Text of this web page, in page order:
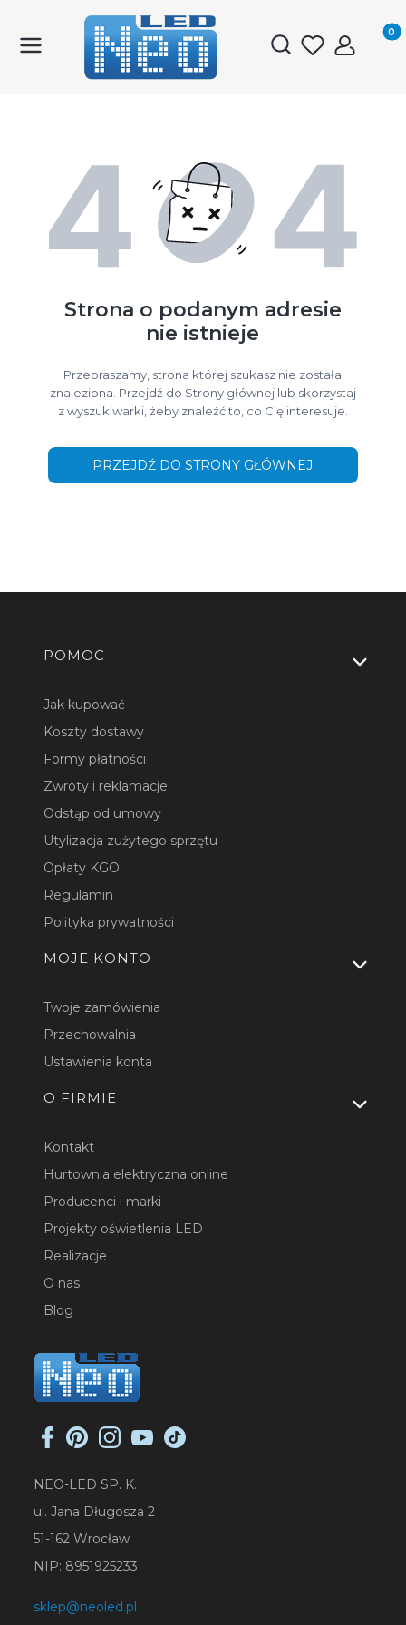
Otwórz
Strona o podanym adresie
nie istnieje
Przepraszamy, strona której szukasz nie została
znaleziona. Przejdź do Strony głównej lub skorzystaj
z wyszukiwarki, żeby znaleźć to, co Cię interesuje.
PRZEJDŹ DO STRONY GŁÓWNEJ
Linki w stopce
POMOC
Jak kupować
Koszty dostawy
Formy płatności
Zwroty i reklamacje
Odstąp od umowy
Utylizacja zużytego sprzętu
Opłaty KGO
Regulamin
Polityka prywatności
MOJE KONTO
Twoje zamówienia
Przechowalnia
Ustawienia konta
O FIRMIE
Kontakt
Hurtownia elektryczna online
Producenci i marki
Projekty oświetlenia LED
Realizacje
O nas
Blog
NEO-LED SP. K.
ul. Jana Długosza 2
51-162 Wrocław
NIP: 8951925233
sklep@neoled.pl